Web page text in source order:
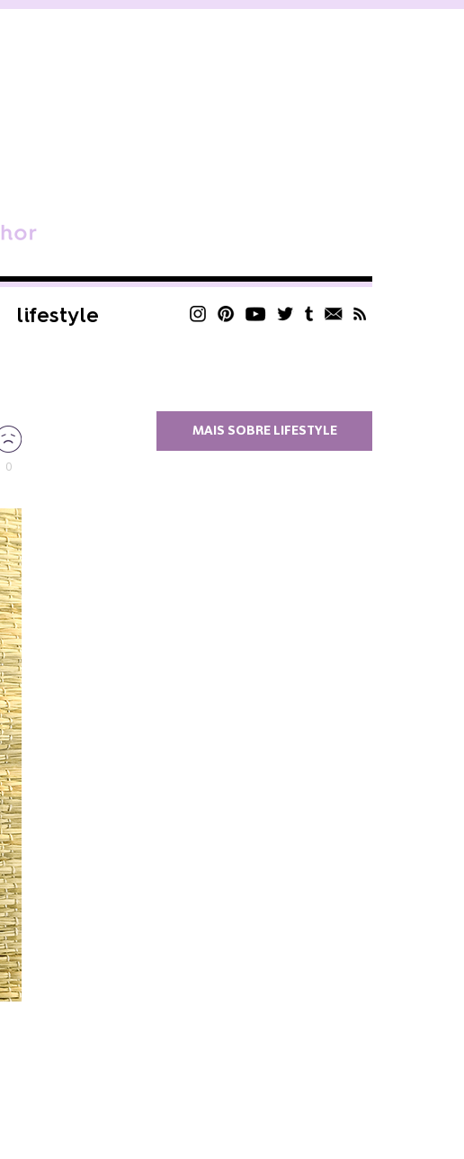
lifestyle
0
MAIS SOBRE LIFESTYLE